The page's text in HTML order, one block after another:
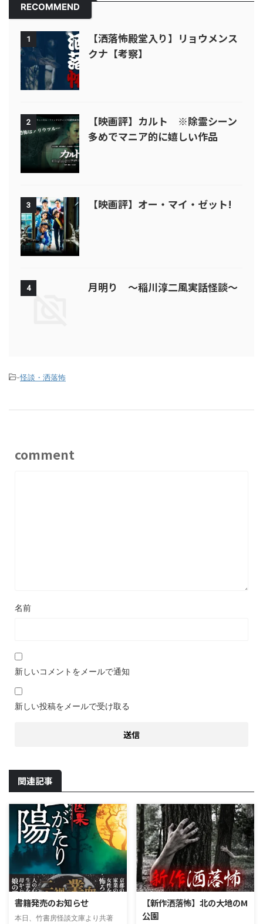
RECOMMEND
1
【洒落怖殿堂入り】リョウメンス
クナ【考察】
2
【映画評】カルト ※除霊シーン
多めでマニア的に嬉しい作品
3 【映画評】オー・マイ・ゼット!
4 月明り ～稲川淳二風実話怪談～
-怪談・洒落怖
comment
名前
新しいコメントをメールで通知
新しい投稿をメールで受け取る
関連記事
書籍発売のお知らせ
本日、竹書房怪談文庫より共著
【新作洒落怖】北の大地のM
公園